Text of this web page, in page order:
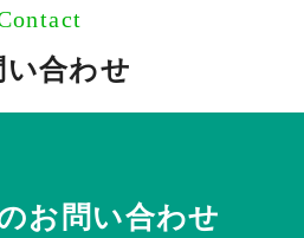
合わせ
お問い合わせ